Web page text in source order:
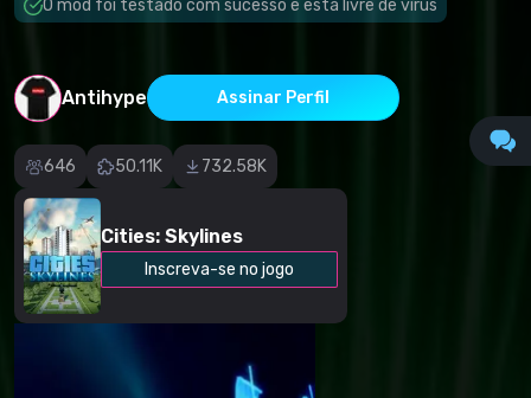
O mod foi testado com sucesso e está livre de vírus
Antihype Assinar Perfil
646 50.11K 732.58K
Cities: Skylines
Inscreva-se no jogo
funcional
Descrição